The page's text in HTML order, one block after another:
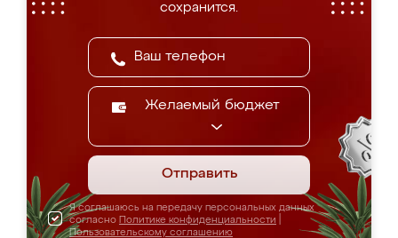
сохранится.
Желаемый бюджет
Отправить
Я соглашаюсь на передачу персональных данных
согласно Политике конфиденциальности
Пользовательскому соглашению